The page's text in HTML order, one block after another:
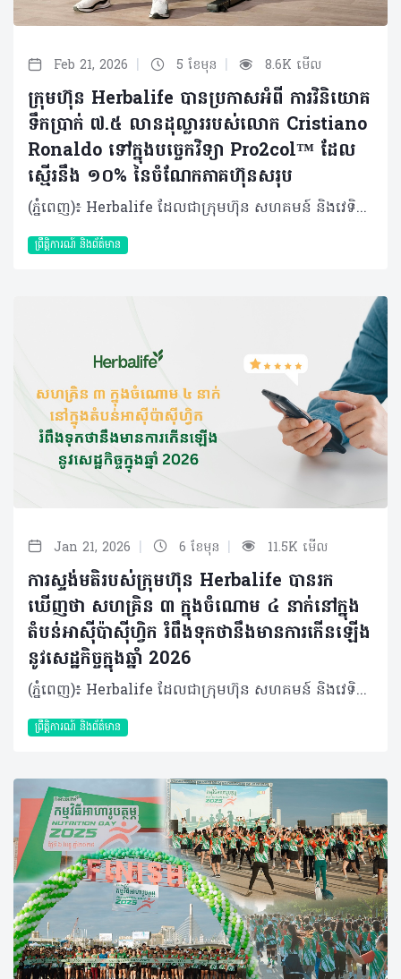
Feb 21, 2026 | 5 ខែមុន | 8.6K មើល
ក្រុមហ៊ុន Herbalife បានប្រកាសអំពី ការវិនិយោគ
ទឹកប្រាក់ ៧.៥ លានដុល្លាររបស់លោក Cristiano
Ronaldo ទៅក្នុងបច្ចេកវិទ្យា Pro2col™ ដែល
ស្មើរនឹង ១០% នៃចំណែកភាគហ៊ុនសរុប
(ភ្នំពេញ)៖ Herbalife ដែលជាក្រុមហ៊ុន សហគមន៍ និងវេទិកាភ្ជាប់ទំនាក់ទំនង លំដាប់ថ្នាក់ពិភពលោក ផ្នែកសុខភាព និងសុខុមាលភាពនៅថ្ងៃនេះបានប្រកាសថា កីឡាករអន្តរជាតិលោក Cristiano Ronaldo បានទិញយកភាគហ៊ុន ១០% នៅក្នុងក្រុមហ៊ុន HBL Pro2col Software, LLC ដែលជាក្រុមហ៊ុនបុត្រសម្ព័ន្ធកាន់កាប់ទាំងស្រុងដោយក្រុមហ៊ុន Herbalife និងជាម្ចាស់កាន់កាប់បច្ចេកវិទ្យា Pro2col។ Pro2col គឺជាប្រព័ន្ធប្រតិបត្តិការសុខភាព និងសុខុមាលភាពផ្ទាល់ខ្លួនតាមបែបឌីជីថលជំនាន់ចុងក្រោយបង្អស់របស់ Herbalife ដែលត្រូវបានរចនាឡើងដើម្បីជំរុញការចូលរួមប្រចាំថ្ងៃ ការផ្លាស់ប្តូរឥរិយាបថប្រកបដោយនិរន្តរភាព និងលទ្ធផលដែលអាចវាស់វែងបាន តាមរយៈវិធីសាស្ត្រសុខុមាលភាពដែលផ្អែកលើទិន្នន័យដែលមានរចនាសម្ព័ន្ធច្បាស់លាស់។ លោក Ronaldo បានវិនិយោគទឹកប្រាក់ចំនួន ៧.៥ លានដុល្លារ រួមជាមួយការប្តេជ្ញាចិត្តក្នុងការផ្តល់នូវសេវាកម្ម និងសិទ្ធិឧបត្ថម្ភដល់ Pro2col Software។ ការវិនិយោគនេះសបញ្ជាក់ឱ្យឃើញពីការប្តេជ្ញាចិត្តរបស់លោកចំពោះសុខភាព និងអាហារូបត្ថម្ភ។ វាក៏ឆ្លុះបញ្ចាំងពីទំនុកចិត្តរបស់លោកចំពោះអនាគតនៃអាហារូបត្ថម្ភផ្ទាល់ខ្លួន និងចក្ខុវិស័យរបស់ Herbalife ក្នុងការធ្វើឱ្យកម្មវិធីសុខុមាលភាពផ្ទាល់ខ្លួននេះ អាចត្រូវបានប្រើប្រាស់បានទូលំទូលាយទូទាំងពិភពលោក ដោយរួមបញ្ចូលគ្នានូវបច្ចេកវិទ្យាច្នៃប្រឌិត និងសហគមន៍អ្នកចែកចាយដ៏ធំរបស់យើង។ Herbalife បានក្លាយជាដៃគូអាហារូបត្ថម្ភរបស់លោក Ronaldo ចាប់តាំងពីឆ្នាំ ២០១៣ មកម្ល៉េះ ដោយលោកបានដើរតួចយ៉ាងសំខាន់ក្នុងការចូលរួមជម្រុញការប្រើប្រាស់អាហារូបត្ថម្ភឱ្យកាន់តែប្រសើរឡើងនៅទូទាំងពិភពលោក។ កន្លងមក Herbalife និងលោក Ronaldo បានសហការគ្នាលើការដាក់ចេញនូវផលិតផល Herbalife24® CR7 Drive ដែលជាភេសជ្ជៈកីឡាដែលត្រូវបានបង្កើតឡើងដើម្បីបំពេញតម្រូវការអាហារូបត្ថម្ភ និងតម្រូវការសម្រាប់ការលេងកីឡារបស់វីរបុរសបាល់ទាត់ពិភពលោករូបនេះ និងផ្តល់អត្ថប្រយោជន៍ដល់កីឡាករគ្រប់កម្រិតនៅជុំវិញពិភពលោក។ លោក Stephan Gratziani អគ្គនាយកប្រតិបត្តិក្រុមហ៊ុន Herbalife បានមានប្រសាសន៍ថា៖ «លោក Cristiano គឺជាដៃគូដ៏មានតម្លៃអស់រយៈពេលជាងមួយទសវត្សរ៍មកហើយ ហើយការសម្រេចចិត្តរបស់លោកក្នុងការទិញយកភាគហ៊ុននៅក្នុង Pro2col គឺជាចំណុចរបត់ដ៏សំខាន់មួយនៅក្នុងទំនាក់ទំនងរបស់យើង»។ «ការវិនិយោគរបស់លោកឆ្លុះបញ្ចាំងពីជំនឿរួមគ្នាលើឥទ្ធិពលនៃអាហារូបត្ថម្ភ ទិន្នន័យ បញ្ញាសិប្បនិម្មិត និងការលើកកម្ពស់ការយល់ដឹងផ្ទាល់ខ្លួន ដើម្បីជំរុញឱ្យលទ្ធផលសុខភាពបុគ្គលកាន់តែប្រសើរឡើងៗ ក៏ដូចជាពង្រឹងទំនុកចិត្តរបស់លោកទៅលើរបស់ Pro2col​ ផងដែរ»។ Pro2col ប្រើប្រាស់ទិន្នន័យផ្ទាល់ខ្លួនរបស់បុគ្គលម្នាក់ៗ ដើម្បីបង្កើតផែនការសុខុមាលភាពជាក់លាក់សម្រាប់បុគ្គលនោះ ជាមួយនឹងប្រព័ន្ធតាមដានអាហារូបត្ថម្ភឆ្លាតវៃ។ កម្មវិធីនេះអាចសម្របខ្លួនទៅទៅតាមរបៀបរស់នៅរបស់បុគ្គលម្នាក់ៗ ដែលវានឹងធ្វើឱ្យកម្មវិធីសុខុមាលក្លាយជារឿងសាមញ្ញ និងមានលក្ខណៈឯកជន។ ចំណុចស្នូលរបស់វាគឺ Pro2Score ដែលជាប្រព័ន្ធវាយតម្លៃសុខុមាលភាព នឹងតាមដានចំណុចសំខាន់ៗ ដែលត្រូវបានរចនាឡើងដើម្បីផ្តល់នូវភាពច្បាស់លាស់ ការលើកទឹកចិត្ត និងទិន្នន័យដែលអាចយកមកអនុវត្តបានជាក់ស្តែង។លើសពីនេះទៅទៀត Pro2col ក៏ផ្តល់ជូនអ្នកចែកចាយឯករាជ្យរបស់ Herbalife នូវឧបករណ៍ចាំបាច់ និងចំណេះដឹងបន្ថែមអំពីវេទិកានេះ ដើម្បីជួយគាំទ្រដល់អតិថិជនរបស់ពួកគេឱ្យទទួលបាននូវកម្មវិធីសុខុមាលភាពផ្ទាល់ខ្លួនដែលអាចចូលប្រើប្រាស់បានដោយងាយ និងអាចពង្រីកវិសាលភាពបានវែងឆ្ងាយបន្តទៀត។ លោក Cristiano Ronaldo បានមានប្រសាសន៍ថា៖ «បន្ទាប់ពីបានរួមរស់ជាមួយគ្នាអស់រយៈពេលជាងមួយទសវត្សរ៍ ទំនាក់ទំនងរបស់យើងមានមូលដ្ឋានលើទំនុកចិត្ត និងចក្ខុវិស័យរួមគ្នា។ ការវិនិយោគលើ Pro2col វាហាក់បីដូចជាការវិវត្តន៍តាមបែបធម្មជាតិដូច្នោះ។ ក្រៅតែអំពីការរតំណាងឱ្យ Herbalife នេះគឺជាការជួយរៀបចំ និងពង្រីកវេទិកាមួយដែលអាចផ្លាស់ប្តូររបៀបដែលមនុស្សអាចយកចិត្តទុកដាក់ទៅលើសុខភាព និងសុខុមាលភាពរបស់ពួកគេបានយ៉ាងពិតប្រាកដ»។ លោកក៏មានប្រសាសន៍បន្ថែមទៀតផងដែរថា «ខ្ញុំបានឃើញដោយផ្ទាល់ភ្នែកពីរបៀបដែល Herbalife រួមបញ្ចូលគ្នាទាំងវិទ្យាសាស្ត្រ ការច្នៃប្រឌិត និងការគាំទ្រដែលមានលក្ខណៈឯកជន ដើម្បីធ្វើឱ្យបញ្ហាសុខភាព និងសុខុមាលភាពកាន់តែងាយស្រួលចូលប្រើប្រាស់។ ការធ្វើការងាររួមគ្នាជាមួយ Herbalife ដើម្បីបង្កើតអ្វីមួយដែលមានឥទ្ធិពលយូរអង្វែង គឺជាអ្វីដែលជំរុញទឹកចិត្តខ្ញុំនៅក្នុងដំណាក់កាលនៃអាជីពរបស់ខ្ញុំនេះ»។ Pro2col គាំទ្រដល់យុទ្ធសាស្ត្ររយៈពេលវែងរបស់ Herbalife ក្នុងការក្លាយជាវេទិកាសុខភាព និងសុខុមាលភាពដែលតភ្ជាប់គ្នា និងផ្អែកលើទិន្នន័យ ដោយរួមបញ្ចូលនូវផលិតផលដែលមានគុណភាព សហគមន៍ដ៏ធំបញ្ញាសិប្បនិម្មិត និងសមត្ថភាពឌីជីថល ដើម្បីបម្រើអតិថិជនទូទាំងពិភពលោកឱ្យកាន់តែប្រសើរឡើង។ Herbalife បានចាប់ផ្តើមការសាកល្បង (beta rollout) Pro2col ជាដំណាក់កាលជាយុទ្ធសាស្ត្រ ដោយមានគោលបំណងប្រមូលការយល់ដឹងពីអ្នកប្រើប្រាស់ក្នុងទីផ្សារ ដែលនឹងគាំទ្រដល់ការចេញផ្សាយជាលក្ខណៈពាណិជ្ជកម្មកាន់តែទូលំទូលាយនាពេលអនាគល។ បច្ចុប្បន្ន ការចូលប្រើប្រាស់ដំណាក់កាលសាកល្បងនេះ មានសម្រាប់អ្នកចែកចាយ និងអតិថិជននៅក្នុងសហរដ្ឋអាមេរិក កាណាដា និងព័រតូរីកូតែប៉ុណ្ណោះ។ ក្រុមហ៊ុនរំពឹងថានឹងពង្រីកការចូលប្រើប្រាស់ដំណាក់កាលសាកល្បងទៅកាន់ទីផ្សារអន្តរជាតិបន្ថែមទៀត ដោយចាប់ផ្តើមពីទីផ្សារជ្រើសរើសក្នុងតំបន់ EMEA ក្នុងឆ្នាំ ២០២៦។ អំពីក្រុមហ៊ុន Herbalife ក្រុមហ៊ុន Herbalife (NYSE: HLF) គឺជាក្រុមហ៊ុនសុខភាព និងសុខុមាលភាពឈានមុខគេ និងជាសហគមន៍ដែលកំពុងផ្លាស់ប្តូរជីវិតរបស់មនុស្សជាមួយនឹងផលិតផលអាហារូបត្ថម្ភដ៏អស្ចារ្យ និងជាឱកាសអាជីវកម្មសម្រាប់អ្នកសមាជិកឯករាជ្យរបស់ខ្លួនចាប់តាំងពីឆ្នាំ 1980។ ក្រុមហ៊ុនផ្តល់ជូននូវផលិតផលដែលគាំទ្រដោយវិទ្យាសាស្រ្តដល់អ្នកប្រើប្រាស់នៅក្នុងទីផ្សារជាង90។ តាមរយៈសមាជិកឯករាជ្យដែលផ្តល់ជូននូវការបណ្តុះបណ្តាលមួយទល់មួយ និងផ្តល់ការគាំទ្រសហគមន៍ដោយបំផុសគំនិតឱ្យអតិថិជនប្រកាន់ខ្ជាប់នូវរបៀបរស់នៅដែលមានភាពសកម្ម។
ព្រឹត្តិការណ៍ និងព័ត៌មាន
Jan 21, 2026 | 6 ខែមុន | 11.5K មើល
ការស្ទង់មតិរបស់ក្រុមហ៊ុន Herbalife បានរក
ឃើញថា សហគ្រិន ៣ ក្នុងចំណោម ៤ នាក់នៅក្នុង
តំបន់អាស៊ីប៉ាស៊ីហ្វិក រំពឹងទុកថានឹងមានការកើនឡើង
នូវសេដ្ឋកិច្ចក្នុងឆ្នាំ 2026
(ភ្នំពេញ)៖ Herbalife ដែលជាក្រុមហ៊ុន សហគមន៍ និងវេទិកាភ្ជាប់ទំនាក់ទំនង លំដាប់ថ្នាក់ពិភពលោក ផ្នែកសុខភាព និងសុខុមាលភាព បានចេញផ្សាយលទ្ធផលពីការស្ទង់មតិស្តីពីការផ្តល់អំណាចផ្នែកសុខភាព និងសេដ្ឋកិច្ចនៅក្នុងតំបន់អាស៊ីប៉ាស៊ីហ្វិក (APAC) ឆ្នាំ២០២៥ (Asia Pacific Health and Economic Empowerment Survey 2025)។ លទ្ធផលបានបង្ហាញពីសុទិដ្ឋិនិយមផ្នែកសេដ្ឋកិច្ចយ៉ាងខ្លាំងក្នុងចំណោមសហគ្រិន ដោយក្នុងនោះសហគ្រិន ៣ នាក់ក្នុងចំណោម ៤ នាក់ (៧៤%) រំពឹងថាសុខុមាលភាពសេដ្ឋកិច្ចរបស់ពួកគេនឹងប្រសើរឡើងក្នុងរយៈពេល ១២ ខែខាងមុខនេះ បើប្រៀបធៀបទៅនឹងអ្នកដែលមិនមែនជាសហគ្រិនដែលមានត្រឹមតែពាក់កណ្តាល (៤៨%) ប៉ុណ្ណោះ ដែលមានទស្សនៈដូចគ្នានេះ។ ការស្ទង់មតិនេះក៏បានបង្ហាញឱ្យឃើញពីកម្រិតនៃ 'ភាពម្ចាស់ការលើខ្លួនឯង' ទាំងផ្នែកសេដ្ឋកិច្ច និងសុខភាព ក្នុងចំណោមសហគ្រិន ដែលមានអត្រាខ្ពស់ជាងគួរឱ្យកត់សម្គាល់ បើធៀបនឹងអ្នកដែលមិនមែនជាសហគ្រិននៅក្នុងតំបន់។ 'ភាពម្ចាស់ការ' ត្រូវបានកំណត់ថាជាសមត្ថភាពក្នុងការធ្វើការសម្រេចចិត្តដោយផ្អែកលើព័ត៌មានច្បាស់លាស់ ដើម្បីពង្រឹងសុខុមាលភាពរាងកាយ ផ្លូវចិត្ត និងអារម្មណ៍ (ដែលសំដៅទៅលើ ភាពម្ចាស់ការផ្នែកសុខភាព) និងការកែលម្អស្ថានភាពហិរញ្ញវត្ថុរបស់បុគ្គលម្នាក់ៗ (ដែលសំដៅទៅលើ ភាពម្ចាស់ការផ្នែកសេដ្ឋកិច្ច) ដែលកម្រិតទាំងនេះមានខ្ពស់ជាង ១៧ ភាគរយ ក្នុងចំណោមសហគ្រិនដែលបានចូលរួមក្នុងការស្ទង់មតិ។ នេះបញ្ជាក់ឱ្យឃើញថាសហគ្រិនទាំងនោះមានការគ្រប់គ្រងសុខភាព និងសុខុមាលភាពសេដ្ឋកិច្ចរបស់ពួកគេបានល្អ។ លោក Thomas Harms នាយកគ្រប់គ្រងប្រចាំតំបន់អាស៊ីប៉ាស៊ីហ្វិកនៃក្រុមហ៊ុន Herbalife បានមានប្រសាសន៍ថា “ផ្ទុយទៅនឹងជំនឿដ៏ពេញនិយមដែលថាសហគ្រិនភាពគឺពោរពេញទៅដោយស្ត្រេស បើយោងទៅតាមការស្ទង់មតិនេះបង្ហាញថាសហគ្រិន មានភាពសុទិដ្ឋិនិយមផ្នែកសេដ្ឋកិច្ច មានទំនុកចិត្ត និងមានម្ចាស់ការទៅលើហិរញ្ញវត្ថុច្បាស់លាស់។ នៅក្នុងស្ថានភាពសេដ្ឋកិច្ចបច្ចុប្បន្ន មនុស្សជាច្រើនកំពុងស្វែងរកមធ្យោបាយបង្កើតប្រភពចំណូលបន្ថែម។ ក្រុមហ៊ុន Herbalife ប្តេជ្ញាគាំទ្រពួកគេដោយជួយពង្រឹងសុខភាព និងសុខុមាលភាពរបស់ពួកគេ ព្រមទាំងផ្តល់ឱកាសសម្រាប់អ្នកដែលចង់បង្កើតអាជីវកម្មសម្រាប់ខ្លួនឯង ក្នុងនាមជាអ្នកចែកចាយឯករាជ្យ”។ ការស្ទង់មតិនេះត្រូវបានធ្វើឡើងក្នុងខែតុលា ដោយមានអ្នកចូលរួម ៨,៥០៥ នាក់ (ក្នុងនោះមានសហគ្រិន ២,២៤៥ នាក់) មកពី ១១ ប្រទេសក្នុងតំបន់រួមមាន៖ អូស្ត្រាលី ហុងកុង ឥណ្ឌូនេស៊ី ជប៉ុន កូរ៉េ ម៉ាឡេស៊ី ហ្វីលីពីន សិង្ហបុរី តៃវ៉ាន់ ថៃ និងវៀតណាម។ សហគ្រិនបង្ហាញទំនុកចិត្តខ្ពស់លើសុខុមាលភាពសេដ្ឋកិច្ចរបស់ខ្លួន នៅទូទាំងតំបន់ សហគ្រិនមានទំនោរមើលឃើញស្ថានភាពសេដ្ឋកិច្ចរបស់ពួកគេក្នុងផ្លូវវិជ្ជមាន។ ក្នុងនោះមានសហគ្រិន ៤៣% បានវាយតម្លៃស្ថានភាពសេដ្ឋកិច្ចបច្ចុប្បន្នរបស់ពួកគេថាស្ថិតក្នុងកម្រិត "ល្អ" ខណៈដែលអ្នកមិនមែនជាសហគ្រិនមានត្រឹមតែ ២៥% ប៉ុណ្ណោះដែលយល់ឃើញបែបនេះ។ ចំពោះការរំពឹងទុកទៅថ្ងៃមុខវិញ សហគ្រិនរហូតដល់ ៧៤% រំពឹងថាស្ថានភាពសេដ្ឋកិច្ចរបស់ពួកគេនឹងប្រសើរឡើងក្នុងរយៈពេល ១២ ខែខាងមុខ ក្នុងពេលដែលអ្នកមិនមែនជាសហគ្រិនមានចំនួនមិនដល់ពាក់កណ្តាល (៤៨%) ផង ដែលមានទំនុកចិត្តក្នុងកម្រិតដូចគ្នានេះ។ បុគ្គលដែលជាសហគ្រិនក៏បានបង្ហាញសុទិដ្ឋិនិយមផងដែរ ក្នុងការសម្រេចឱ្យបាននូវគោលដៅរបស់ពួកគេ៖ គោលដៅរយៈពេលខ្លី (១២ ខែ)៖ ពាក់កណ្តាលនៃសហគ្រិន (៥០%) មានទំនុកចិត្តថានឹងសម្រេចបានគោលដៅសេដ្ឋកិច្ចរបស់ខ្លួន ដែលចំនួននេះខ្ពស់ជាងអ្នកមិនមែនជាសហគ្រិនរហូតដល់ ២៣ ភាគរយ។ គោលដៅរយៈពេលវែង (៥ ឆ្នាំ)៖ ៥១% នៃសហគ្រិនមានទំនុកចិត្តថានឹងសម្រេចបានគោលដៅក្នុងរយៈពេល ៥ ឆ្នាំខាងមុខ ដែលខ្ពស់ជាងអ្នកដែលមិនមែនជាសហគ្រិនចំនួន ២១ ភាគរយ។ ភាពម្ចាស់ការលើខ្លួនឯង ទាំងផ្នែកសេដ្ឋកិច្ច និងសុខភាពក្នុងចំណោមសហគ្រិនក្នុងតំបន់អាស៊ីប៉ាស៊ីហ្វិក ក្រៅពីភាពជឿជាក់ និងសុទិដ្ឋិនិយមចំពោះស្ថានភាពសេដ្ឋកិច្ចបច្ចុប្បន្ន និងទៅថ្ងៃអនាគត លទ្ធផលក៏បានបង្ហាញផងដែរថា សហគ្រិនក្នុងតំបន់អាស៊ីប៉ាស៊ីហ្វិកមាន "ភាពម្ចាស់ការលើខ្លួនឯង" ទាំងផ្នែកសេដ្ឋកិច្ច និងសុខភាព។ ៦ នាក់ ក្នុងចំណោម ១០ នាក់ ឬស្មើរនឹង ៥៩% នៃសហគ្រិនដែលចូលរួមការអង្កេតនេះបាននិយាយថា ពួកគេយល់ថាខ្លួនមានសមត្ថភាពជាម្ចាស់ការក្នុងការសម្រេចចិត្ត ដើម្បីកែលម្អស្ថិរភាពហិរញ្ញវត្ថុ និងសុខុមាលភាពសេដ្ឋកិច្ចរបស់ខ្លួន ដែលចំនួននេះគឺខ្ពស់ជាង ១៨ ភាគរយ បើធៀបទៅនឹងអ្នកមិនមែនជាសហគ្រិនដែលមានត្រឹម ៣៩%។ ភាពម្ចាស់ការលើផ្នែកសុខភាពក៏មានកម្រិតខ្ពស់ដូចគ្នាដែរក្នុងចំណោមសហគ្រិន ដោយមានរហូតដល់ ៦៥% ដែលយល់ថាខ្លួនមានសមត្ថភាពម្ចាស់ការលើខ្លួនឯង បើធៀបនឹងអ្នកមិនមែនជាសហគ្រិនដែលមានត្រឹមតែ ៤៨%។ ភាពម្ចាស់ការលើខ្លួនឯងនេះហើយ ដែលអាចពន្យល់បានថា ហេតុអ្វីបានជាសហគ្រិនបង្ហាញទំនុកចិត្តខ្ពស់ក្នុងការសម្រេចឱ្យបាននូវគោលដៅសុខភាពរបស់ពួកគេក្នុងរយៈពេល ១២ ខែខាងមុខ។ ច្រើនជាងពាក់កណ្តាល (៥៦%) នៃសហគ្រិន ជឿជាក់ថាពួកគេអាចសម្រេចបាននូវគោលដៅសុខភាពក្នុងរយៈពេល ១២ ខែខាងមុខ ខណៈដែលអ្នកមិនមែនជាសហគ្រិនមានត្រឹមតែ ៣៣% ប៉ុណ្ណោះដែលជឿជាក់បែបនេះ។ ទំនាក់ទំនងរវាងសុខភាព និងសេដ្ឋកិច្ច ការរកឃើញនេះបង្ហាញឱ្យឃើញកាន់តែច្បាស់ពីចំណងទាក់ទងគ្នាយ៉ាងជិតស្និទ្ធនៃភាពជាម្ចាស់ការទៅលើ សុខភាព និង សេដ្ឋកិច្ច។ អ្នកដែលមានសមត្ថភាពពេញលេញក្នុងការពង្រឹងស្ថានភាពហិរញ្ញវត្ថុរបស់ខ្លួន ក៏ច្រើនតែមានទំនុកចិត្តខ្ពស់ក្នុងការថែទាំសុខភាពរបស់ពួកគេដូចគ្នា។ នេះមានន័យថាភាពជឿជាក់លើការគ្រប់គ្រងលុយកាក់ និងភាពជឿជាក់លើការគ្រប់គ្រងសុខភាព គឺតែងតែដើរទន្ទឹមគ្នា។ ដោយសារមានការម្ចាស់ការទៅលើការសម្រេចចិត្ត ការកំណត់គោលដៅ ការបែងចែកពេលវេលា និងធនធាន ព្រមទាំងជម្រើសនៃការរស់នៅ សហគ្រិនជឿជាក់ថាខ្លួនមានសក្ដានុពលដើម្បីធ្វើឱ្យបំណងប្រាថ្នាក្លាយជាការពិត។ ភាពម្ចាស់ការលើខ្លួនឯងនេះហើយដែលជួយបង្កើនទំនុកចិត្ត និងនាំមកនូវលទ្ធផលល្អទាំងផ្នែកសុខភាព និងសេដ្ឋកិច្ច។ វាជាភស្តុតាងបញ្ជាក់ថា នៅពេលដែលយើងចេះគ្រប់គ្រងការសម្រេចចិត្តលើសុខភាព និងសេដ្ឋកិច្ចដោយខ្លួនឯង យើងនឹងអាចផ្លាស់ប្តូរទាំងអនាគត និងជីវិតរស់នៅឱ្យកាន់តែប្រសើរឡើង។ អំពីក្រុមហ៊ុន Herbalife ក្រុមហ៊ុន Herbalife (NYSE: HLF) គឺជាក្រុមហ៊ុនសុខភាព និងសុខុមាលភាពឈានមុខគេ និងជាសហគមន៍ដែលកំពុងផ្លាស់ប្តូរជីវិតរបស់មនុស្សជាមួយនឹងផលិតផលអាហារូបត្ថម្ភដ៏អស្ចារ្យ និងជាឱកាសអាជីវកម្មសម្រាប់សមាជិកឯករាជ្យរបស់ខ្លួនចាប់តាំងពីឆ្នាំ 1980។ ក្រុមហ៊ុនផ្តល់ជូននូវផលិតផលដែលគាំទ្រដោយវិទ្យាសាស្រ្តដល់អ្នកប្រើប្រាស់នៅក្នុងទីផ្សារជាង 90។ តាមរយៈសមាជិកឯករាជ្យដែលផ្តល់ជូននូវការបណ្តុះបណ្តាលមួយទល់មួយ និងផ្តល់ការគាំទ្រសហគមន៍ដោយបំផុសគំនិតឱ្យអតិថិជនប្រកាន់ខ្ជាប់នូវរបៀបរស់នៅដែលមានភាពសកម្ម។
ព្រឹត្តិការណ៍ និងព័ត៌មាន